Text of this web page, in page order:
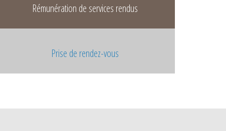
Rémunération de services rendus
Prise de rendez-vous